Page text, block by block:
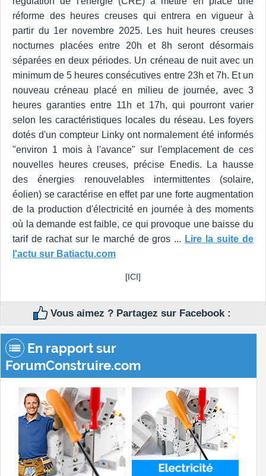
réforme des heures creuses qui entrera en vigueur à
partir du 1er novembre 2025. Les huit heures creuses
nocturnes placées entre 20h et 8h seront désormais
séparées en deux périodes. Un créneau de nuit avec un
minimum de 5 heures consécutives entre 23h et 7h. Et un
nouveau créneau placé en milieu de journée, avec 3
heures garanties entre 11h et 17h, qui pourront varier
selon les caractéristiques locales du réseau. Les foyers
dotés d'un compteur Linky ont normalement été informés
"environ 1 mois à l'avance" sur l'emplacement de ces
nouvelles heures creuses, précise Enedis. La hausse
des énergies renouvelables intermittentes (solaire,
éolien) se caractérise en effet par une forte augmentation
de la production d'électricité en journée à des moments
où la demande est faible, ce qui provoque une baisse du
tarif de rachat sur le marché de gros ... Lire la suite de
l'actu sur Batiactu.com
[ICI]
Vous aimez ? Partagez sur Facebook :
En rapport sur
ForumConstruire.com